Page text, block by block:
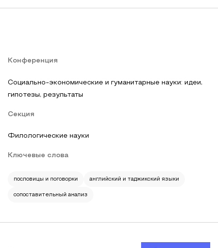
Конференция
Социально-экономические и гуманитарные науки: идеи,
гипотезы, результаты
Секция
Филологические науки
Ключевые слова
пословицы и поговорки английский и таджикский языки
сопоставительный анализ